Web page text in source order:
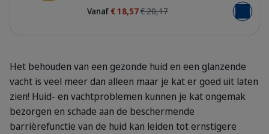
Vanaf € 18,57€ 20,17 Voeg
Het behouden van een gezonde huid en een glanzende
vacht is veel meer dan alleen maar je kat er goed uit laten
zien! Huid- en vachtproblemen kunnen je kat ongemak
bezorgen en schade aan de beschermende
barrièrefunctie van de huid kan leiden tot ernstigere